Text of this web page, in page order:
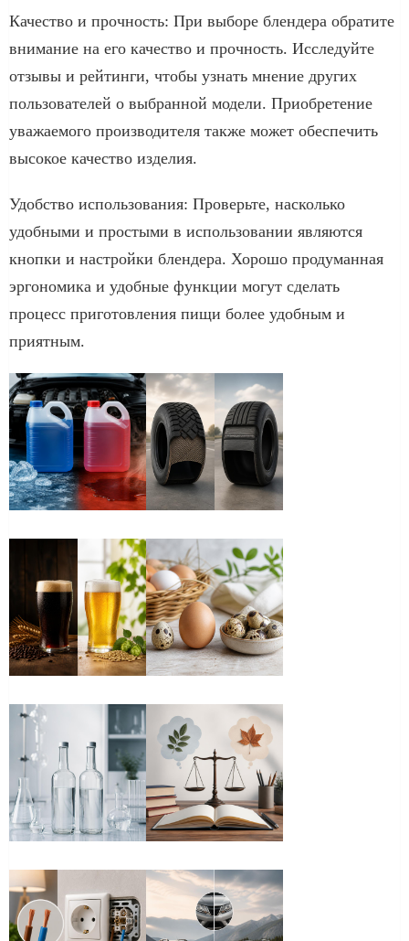
Качество и прочность: При выборе блендера обратите
внимание на его качество и прочность. Исследуйте
отзывы и рейтинги, чтобы узнать мнение других
пользователей о выбранной модели. Приобретение
уважаемого производителя также может обеспечить
высокое качество изделия.
Удобство использования: Проверьте, насколько
удобными и простыми в использовании являются
кнопки и настройки блендера. Хорошо продуманная
эргономика и удобные функции могут сделать
процесс приготовления пищи более удобным и
приятным.